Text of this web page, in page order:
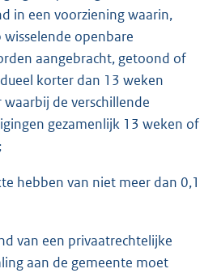
in een voorziening waarin,
openbare
aangebracht, getoond of
korter dan 13 weken
de verschillende
gezamenlijk 13 weken of
hebben van niet meer dan 0,1
van een privaatrechtelijke
aan de gemeente moet